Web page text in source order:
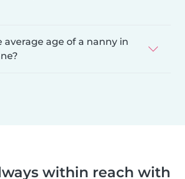
average age of a nanny in
within reach with